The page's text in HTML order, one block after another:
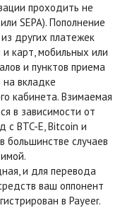
проходить не
SEPA). Пополнение
других платежек
карт, мобильных или
и пунктов приема
вкладке
кабинета. Взимаемая
в зависимости от
с BTC-E, Bitcoin и
большинстве случаев
и для перевода
ваш оппонент
в Payeer.